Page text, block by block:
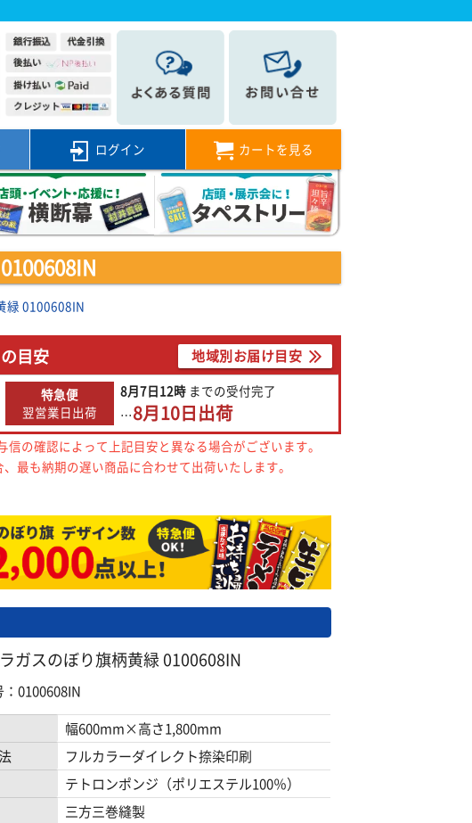
ログイン カートを見る
緑 0100608IN
目安 地域別お届け目安
特急便
翌営業日出荷
8月7日12時 までの受付完了
…8月10日出荷
の確認によって上記目安と異なる場合がございます。
最も納期の遅い商品に合わせて出荷いたします。
ガスのぼり旗柄黄緑 0100608IN
0100608IN
幅600mm×高さ1,800mm
フルカラーダイレクト捺染印刷
テトロンポンジ（ポリエステル100％）
三方三巻縫製